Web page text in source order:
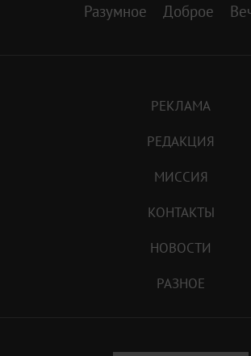
Разумное Доброе
РЕКЛАМА
РЕДАКЦИЯ
МИССИЯ
КОНТАКТЫ
НОВОСТИ
РАЗНОЕ